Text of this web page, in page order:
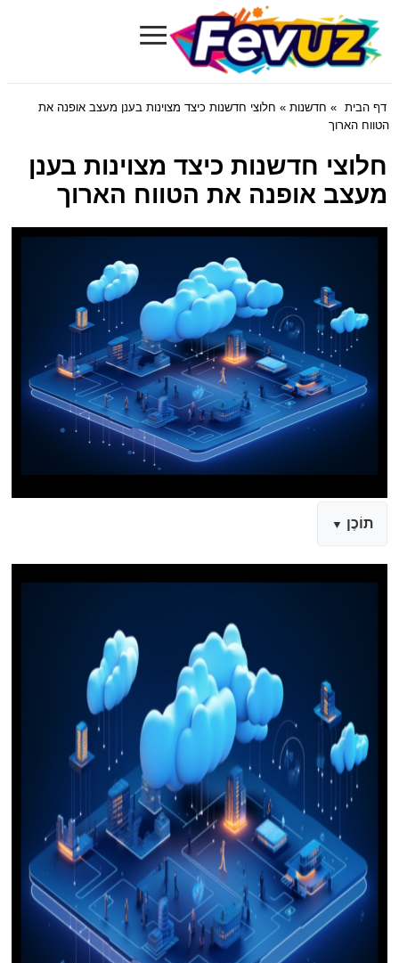
Fevuz.com
≡
דף הבית » חדשנות » חלוצי חדשנות כיצד מצוינות בענן מעצב אופנה את
הטווח הארוך
חלוצי חדשנות כיצד מצוינות בענן
מעצב אופנה את הטווח הארוך
תוֹכֶן